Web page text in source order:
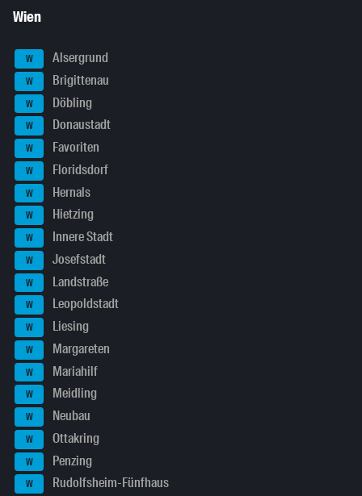
Wien
W Alsergrund
W Brigittenau
W Döbling
W Donaustadt
W Favoriten
W Floridsdorf
W Hernals
W Hietzing
W Innere Stadt
W Josefstadt
W Landstraße
W Leopoldstadt
W Liesing
W Margareten
W Mariahilf
W Meidling
W Neubau
W Ottakring
W Penzing
W Rudolfsheim-Fünfhaus